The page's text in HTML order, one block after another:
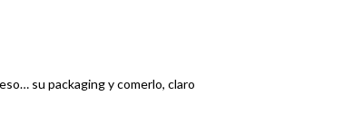
su packaging y comerlo, claro